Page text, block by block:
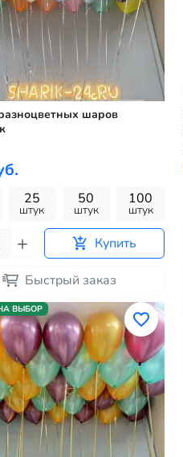
шаров
25
штук
50
штук
100
штук
Купить
Быстрый заказ
ВЫБОР